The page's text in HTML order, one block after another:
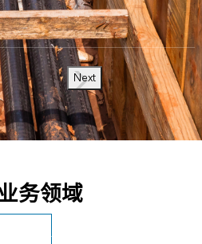
Next
务领域
所有行业